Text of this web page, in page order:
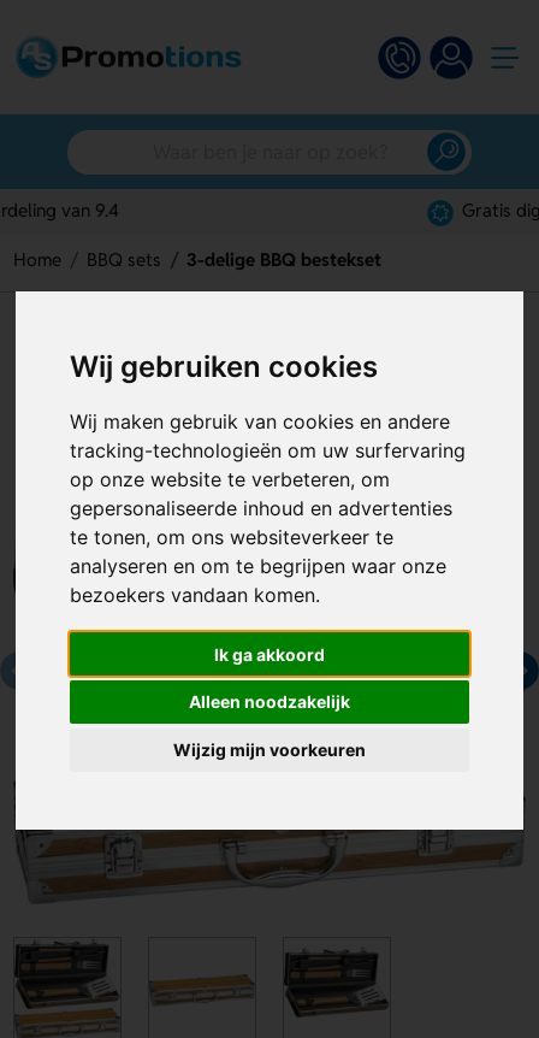
Wij gebruiken cookies
Wij maken gebruik van cookies en andere
tracking-technologieën om uw surfervaring
op onze website te verbeteren, om
gepersonaliseerde inhoud en advertenties
te tonen, om ons websiteverkeer te
analyseren en om te begrijpen waar onze
bezoekers vandaan komen.
Ik ga akkoord
Alleen noodzakelijk
Wijzig mijn voorkeuren
Home BBQ sets 3-delige BBQ bestekset
Artikelnummer:129725